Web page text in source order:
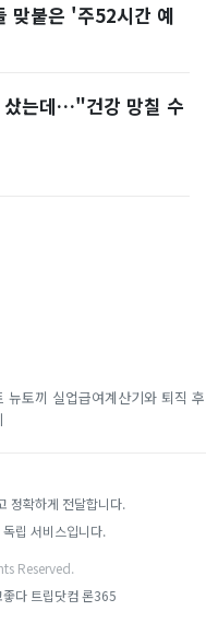
맞붙은 '주52시간 예
는데…"건강 망칠 수
뉴토끼 실업급여계산기와 퇴직 후
정확하게 전달합니다.
립 서비스입니다.
Reserved.
좋다 트립닷컴론365